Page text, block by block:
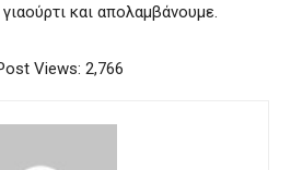
και απολαμβάνουμε.
Views: 2,766